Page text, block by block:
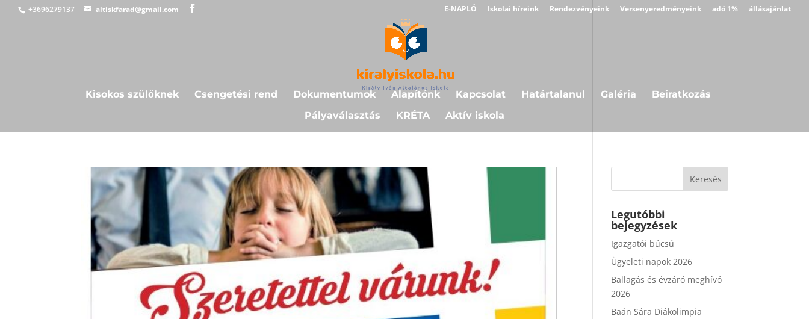
+3696279137 altiskfarad@gmail.com E-NAPLÓ Iskolai híreink Rendezvényeink Versenyeredményeink adó 1% állásajánlat
Kisokos szülőknek Csengetési rend Dokumentumok Alapítónk Kapcsolat Határtalanul Galéria
Beiratkozás
Pályaválasztás
KRÉTA Aktív iskola
Legutóbbi
bejegyzések
Igazgatói búcsú
Ügyeleti napok 2026
Ballagás és évzáró meghívó
2026
Baán Sára Diákolimpia